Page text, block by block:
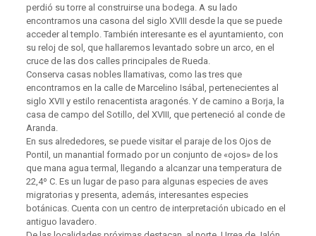
perdió su torre al construirse una bodega. A su lado
encontramos una casona del siglo XVIII desde la que se puede
acceder al templo. También interesante es el ayuntamiento, con
su reloj de sol, que hallaremos levantado sobre un arco, en el
cruce de las dos calles principales de Rueda.
Conserva casas nobles llamativas, como las tres que
encontramos en la calle de Marcelino Isábal, pertenecientes al
siglo XVII y estilo renacentista aragonés. Y de camino a Borja, la
casa de campo del Sotillo, del XVIII, que perteneció al conde de
Aranda.
En sus alrededores, se puede visitar el paraje de los Ojos de
Pontil, un manantial formado por un conjunto de «ojos» de los
que mana agua termal, llegando a alcanzar una temperatura de
22,4º C. Es un lugar de paso para algunas especies de aves
migratorias y presenta, además, interesantes especies
botánicas. Cuenta con un centro de interpretación ubicado en el
antiguo lavadero.